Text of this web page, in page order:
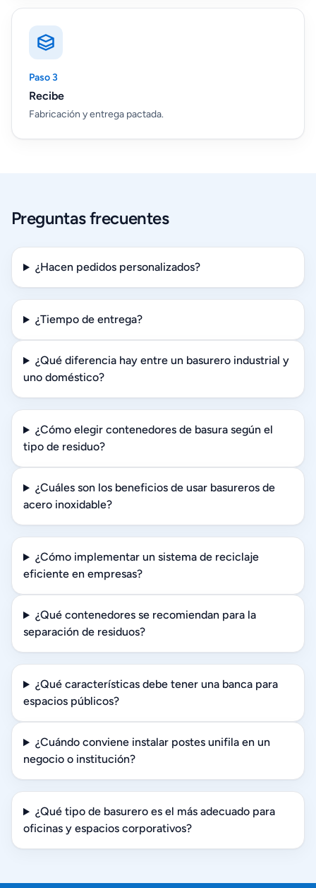
Paso 3
Recibe
Fabricación y entrega pactada.
Preguntas frecuentes
¿Hacen pedidos personalizados?
¿Tiempo de entrega?
¿Qué diferencia hay entre un basurero industrial y
uno doméstico?
¿Cómo elegir contenedores de basura según el
tipo de residuo?
¿Cuáles son los beneficios de usar basureros de
acero inoxidable?
¿Cómo implementar un sistema de reciclaje
eficiente en empresas?
¿Qué contenedores se recomiendan para la
separación de residuos?
¿Qué características debe tener una banca para
espacios públicos?
¿Cuándo conviene instalar postes unifila en un
negocio o institución?
¿Qué tipo de basurero es el más adecuado para
oficinas y espacios corporativos?